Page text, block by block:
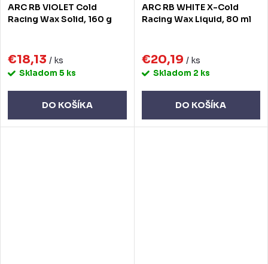
ARC RB VIOLET Cold
Racing Wax Solid, 160 g
€18,13 / ks
Skladom 5 ks
DO KOŠÍKA
ARC RB WHITE X-Cold
Racing Wax Liquid, 80 ml
€20,19 / ks
Skladom 2 ks
DO KOŠÍKA